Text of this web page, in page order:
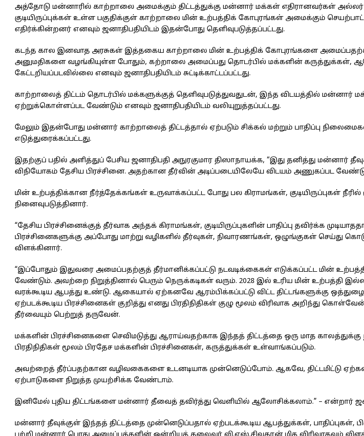
அத்தோடு மன்னாரில் காற்றாலை அமைக்கும் திட்டத்துக்கு மன்னார் மக்கள் எதிரானவர்கள் அல்லர்
குடியிருப்புக்கள் உள்ள பகுதிக்குள் காற்றாலை மின் உற்பத்திக் கோபுரங்கள் அமைக்கும்
எதிர்க்கின்றனர் எனவும் ஜனாதிபதியிடம் இதன்போது தெளிவுபடுத்தப்பட்டது.
கடந்த கால இனவாத அரசுகள் இத்தகைய காற்றாலை மின் உற்பத்திக் கோபுரங்களை
அனுமதிகளை வழங்கியுள்ள போதும், கற்றாலை அமைப்பது தொடர்பில் மக்களின்
கேட்டறியப்படவில்லை எனவும் ஜனாதிபதியிடம் சுட்டிக்காட்டப்பட்டது.
காற்றாலைத் திட்டம் தொடர்பில் மக்களுக்குத் தெளிவுபடுத்துவதுடன், இந்த விடயத்தில் மன்னார்
ஏற்றுக்கொள்ளப்பட வேண்டும் எனவும் ஜனாதிபதியிடம் வலியுறுத்தப்பட்டது.
மேலும் இதன்போது மன்னார் காற்றாலைத் திட்டத்தால் ஏற்படும் சிக்கல் மற்றும் பாதிப்பு
எடுத்துரைக்கப்பட்டது.
இதற்குப் பதில் அளித்துப் பேசிய ஜனாதிபதி அநுரகுமார திஸாநாயக்க, “இது தனித்து மன்னார்
விநியோகம் தேசிய பிரச்சினை. அதற்கான தீர்வின் அடிப்படையிலேயே விடயம் அணுகப்பட
மின் உற்பத்திக்கான நீர்த்தேக்கங்கள் உருவாக்கப்பட்ட போது பல கிராமங்கள், குடியிருப்புகள்
நினைவுபடுத்தினார்.
“தேசிய பிரச்சினைக்குத் தீர்வாக அந்தக் கிராமங்கள், குடியிருப்புகளின் பாதிப்பு தவிர்க்க
பிரச்சினைகளுக்கு அப்போது மாற்று வழிகளில் தீர்வுகள், நிவாரணங்கள், ஒழுங்குகள் செய்து
விளக்கினார்.
“இப்போதும் இதுவரை அமைப்பதற்குத் தீர்மானிக்கப்பட்டு நடவடிக்கைகள் எடுக்கப்பட்ட மின்
வேண்டும். அவற்றை நிறுத்தினால் பெரும் நெருக்கடிகள் வரும். 2028 இல் உரிய மின் உற்பத்தி
வரக்கூடிய ஆபத்து உண்டு. ஆகையால் ஏற்கனவே ஆரம்பிக்கப்பட்டு விட்ட திட்டங்களுக்கு
ஏற்படக்கூடிய பிரச்சினைகள் குறித்து எனது பிரதிநிதிகள் குழு மூலம் விரிவாக அறிந்து
தீர்வையும் பெற்றுத் தருவேன்.
மக்களின் பிரச்சினைகளை செவிமடுத்து ஆராய்வதற்காக இந்தத் திட்டத்தை ஒரு மாத காலத்துக்கு
பிரதிநிதிகள் மூலம் பிரதேச மக்களின் பிரச்சினைகள், கருத்துக்கள் உள்வாங்கப்படும்.
அவற்றைத் தீர்ப்பதற்கான வழிவகைகளை உடனடியாக முன்னெடுப்போம். ஆகவே, திட்டமிட்டு
ஏற்பாடுகளை நிறுத்த முயற்சிக்க வேண்டாம்.
இனிமேல் புதிய திட்டங்களை மன்னார் தீவைத் தவிர்த்து வெளியில் ஆலோசிக்கலாம்.” – என்றார்
மன்னார் தீவுக்குள் இந்தத் திட்டத்தை முன்னெடுப்பதால் ஏற்படக்கூடிய ஆபத்துக்கள், பாதிப்புகள்,